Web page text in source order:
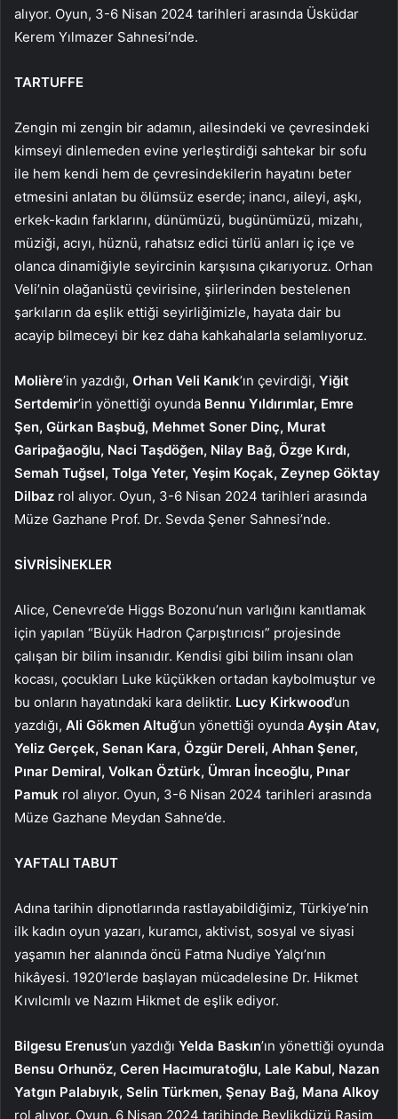
alıyor. Oyun, 3-6 Nisan 2024 tarihleri arasında Üsküdar
Kerem Yılmazer Sahnesi’nde.
TARTUFFE
Zengin mi zengin bir adamın, ailesindeki ve çevresindeki
kimseyi dinlemeden evine yerleştirdiği sahtekar bir sofu
ile hem kendi hem de çevresindekilerin hayatını beter
etmesini anlatan bu ölümsüz eserde; inancı, aileyi, aşkı,
erkek-kadın farklarını, dünümüzü, bugünümüzü, mizahı,
müziği, acıyı, hüznü, rahatsız edici türlü anları iç içe ve
olanca dinamiğiyle seyircinin karşısına çıkarıyoruz. Orhan
Veli’nin olağanüstü çevirisine, şiirlerinden bestelenen
şarkıların da eşlik ettiği seyirliğimizle, hayata dair bu
acayip bilmeceyi bir kez daha kahkahalarla selamlıyoruz.
Molière’in yazdığı, Orhan Veli Kanık’ın çevirdiği, Yiğit
Sertdemir’in yönettiği oyunda Bennu Yıldırımlar, Emre
Şen, Gürkan Başbuğ, Mehmet Soner Dinç, Murat
Garipağaoğlu, Naci Taşdöğen, Nilay Bağ, Özge Kırdı,
Semah Tuğsel, Tolga Yeter, Yeşim Koçak, Zeynep Göktay
Dilbaz rol alıyor. Oyun, 3-6 Nisan 2024 tarihleri arasında
Müze Gazhane Prof. Dr. Sevda Şener Sahnesi’nde.
SİVRİSİNEKLER
Alice, Cenevre’de Higgs Bozonu’nun varlığını kanıtlamak
için yapılan “Büyük Hadron Çarpıştırıcısı” projesinde
çalışan bir bilim insanıdır. Kendisi gibi bilim insanı olan
kocası, çocukları Luke küçükken ortadan kaybolmuştur ve
bu onların hayatındaki kara deliktir. Lucy Kirkwood’un
yazdığı, Ali Gökmen Altuğ’un yönettiği oyunda Ayşin Atav,
Yeliz Gerçek, Senan Kara, Özgür Dereli, Ahhan Şener,
Pınar Demiral, Volkan Öztürk, Ümran İnceoğlu, Pınar
Pamuk rol alıyor. Oyun, 3-6 Nisan 2024 tarihleri arasında
Müze Gazhane Meydan Sahne’de.
YAFTALI TABUT
Adına tarihin dipnotlarında rastlayabildiğimiz, Türkiye’nin
ilk kadın oyun yazarı, kuramcı, aktivist, sosyal ve siyasi
yaşamın her alanında öncü Fatma Nudiye Yalçı’nın
hikâyesi. 1920’lerde başlayan mücadelesine Dr. Hikmet
Kıvılcımlı ve Nazım Hikmet de eşlik ediyor.
Bilgesu Erenus’un yazdığı Yelda Baskın’ın yönettiği oyunda
Bensu Orhunöz, Ceren Hacımuratoğlu, Lale Kabul, Nazan
Yatgın Palabıyık, Selin Türkmen, Şenay Bağ, Mana Alkoy
rol alıyor. Oyun, 6 Nisan 2024 tarihinde Beylikdüzü Rasim